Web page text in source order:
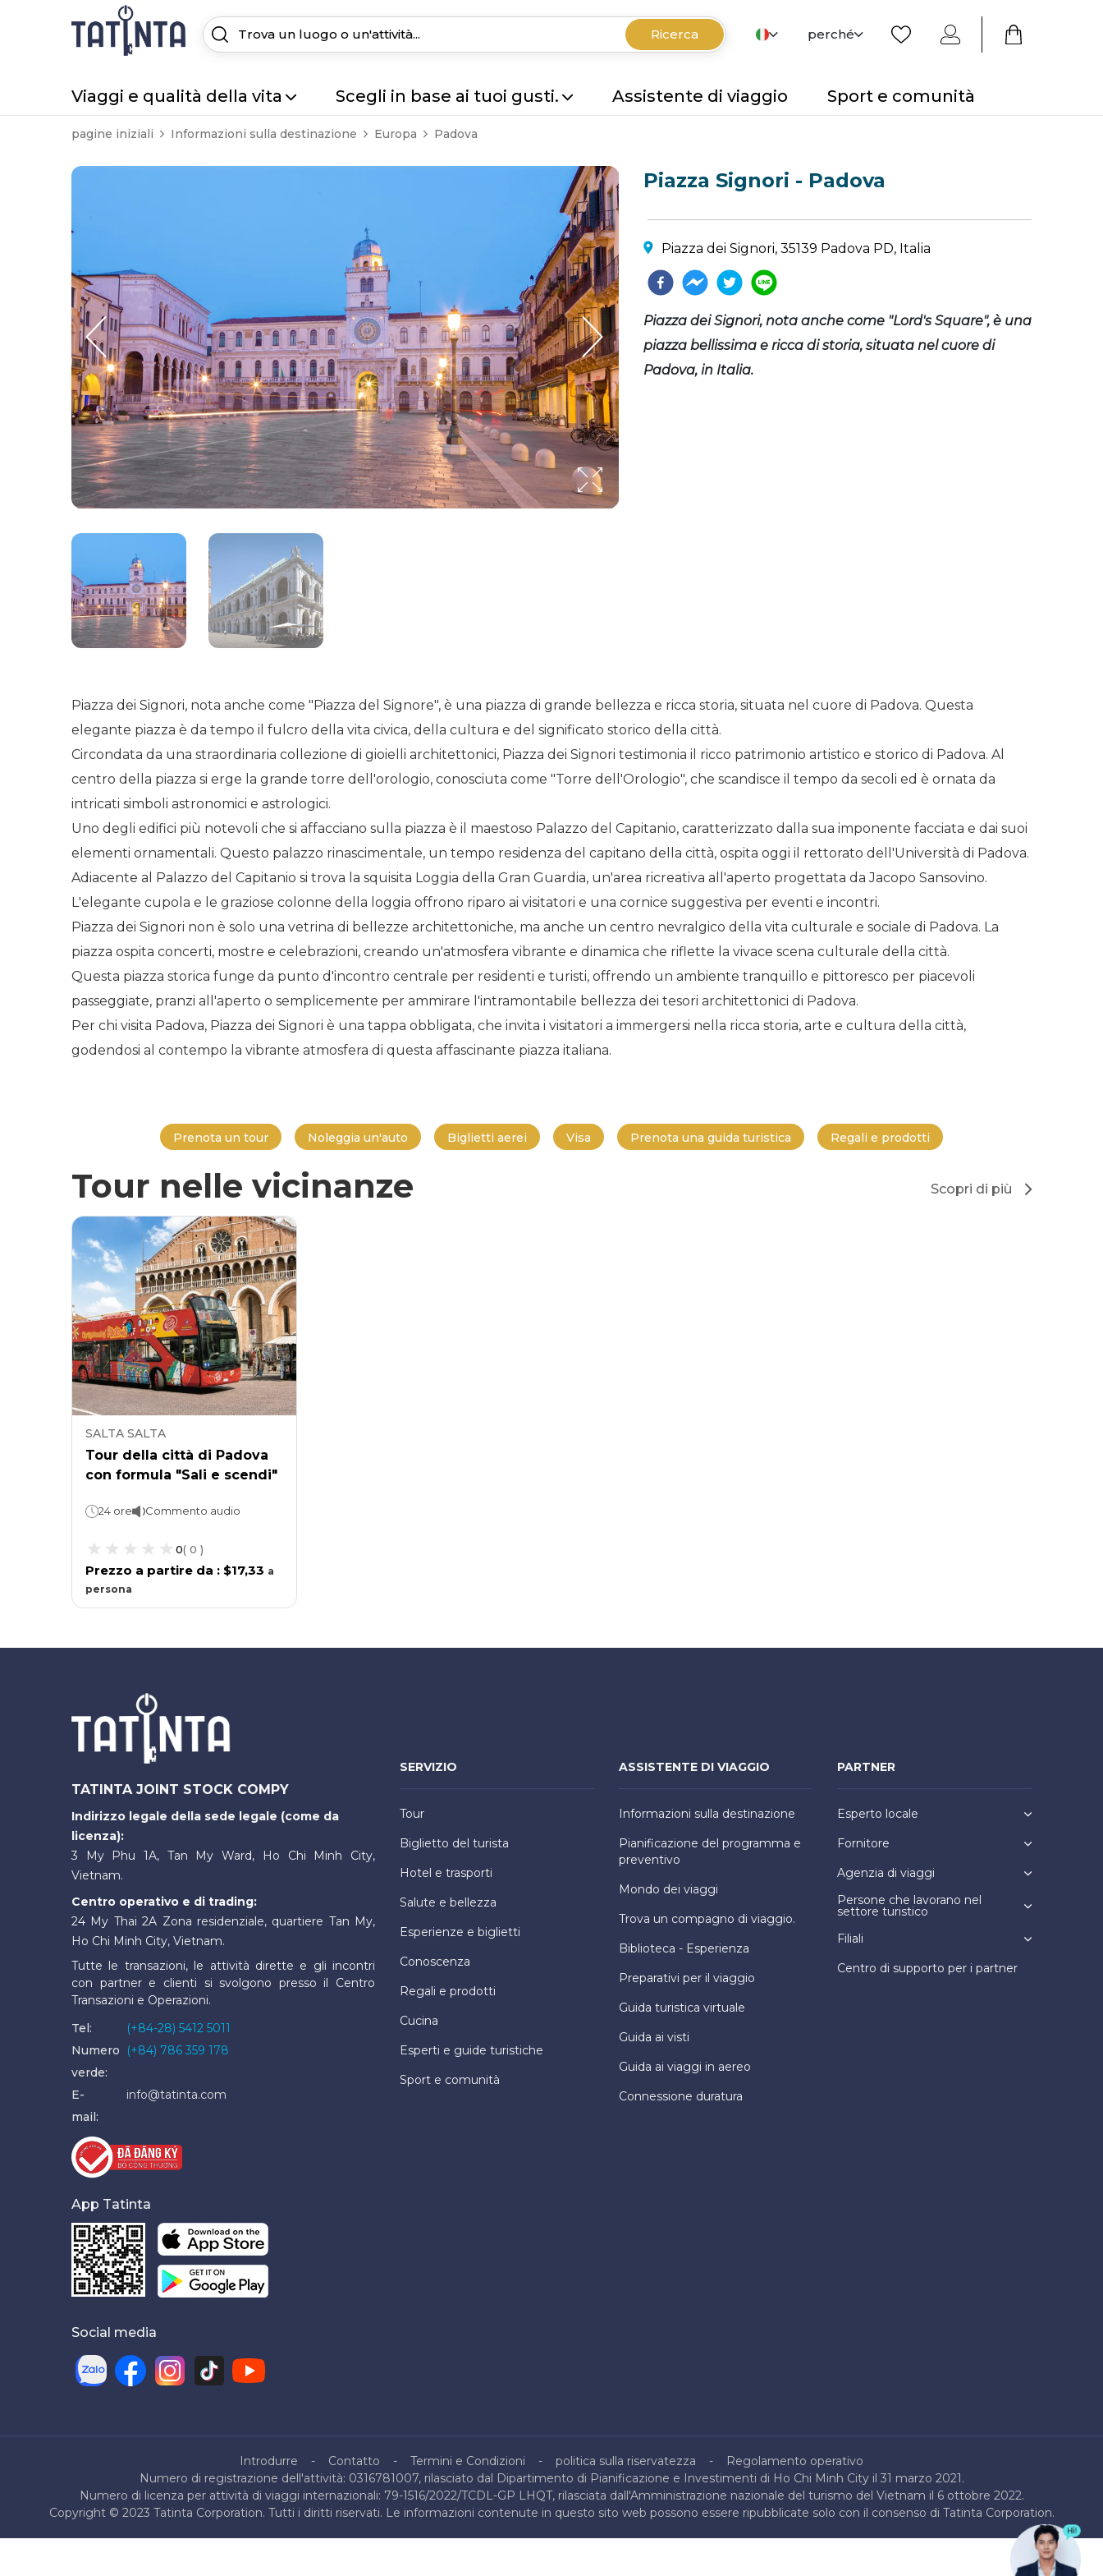
Ricerca perché
Viaggi e qualità della vita Scegli in base ai tuoi gusti. Assistente di viaggio Sport e comunità
pagine iniziali Informazioni sulla destinazione Europa Padova
Piazza Signori - Padova
Piazza dei Signori, 35139 Padova PD, Italia
Piazza dei Signori, nota anche come "Lord's Square", è una
piazza bellissima e ricca di storia, situata nel cuore di
Padova, in Italia.
Piazza dei Signori, nota anche come "Piazza del Signore", è una piazza di grande bellezza e ricca storia, situata nel cuore di Padova. Questa
elegante piazza è da tempo il fulcro della vita civica, della cultura e del significato storico della città.
Circondata da una straordinaria collezione di gioielli architettonici, Piazza dei Signori testimonia il ricco patrimonio artistico e storico di Padova. Al
centro della piazza si erge la grande torre dell'orologio, conosciuta come "Torre dell'Orologio", che scandisce il tempo da secoli ed è ornata da
intricati simboli astronomici e astrologici.
Uno degli edifici più notevoli che si affacciano sulla piazza è il maestoso Palazzo del Capitanio, caratterizzato dalla sua imponente facciata e dai suoi
elementi ornamentali. Questo palazzo rinascimentale, un tempo residenza del capitano della città, ospita oggi il rettorato dell'Università di Padova.
Adiacente al Palazzo del Capitanio si trova la squisita Loggia della Gran Guardia, un'area ricreativa all'aperto progettata da Jacopo Sansovino.
L'elegante cupola e le graziose colonne della loggia offrono riparo ai visitatori e una cornice suggestiva per eventi e incontri.
Piazza dei Signori non è solo una vetrina di bellezze architettoniche, ma anche un centro nevralgico della vita culturale e sociale di Padova. La
piazza ospita concerti, mostre e celebrazioni, creando un'atmosfera vibrante e dinamica che riflette la vivace scena culturale della città.
Questa piazza storica funge da punto d'incontro centrale per residenti e turisti, offrendo un ambiente tranquillo e pittoresco per piacevoli
passeggiate, pranzi all'aperto o semplicemente per ammirare l'intramontabile bellezza dei tesori architettonici di Padova.
Per chi visita Padova, Piazza dei Signori è una tappa obbligata, che invita i visitatori a immergersi nella ricca storia, arte e cultura della città,
godendosi al contempo la vibrante atmosfera di questa affascinante piazza italiana.
Prenota un tour Noleggia un'auto Biglietti aerei Visa Prenota una guida turistica Regali e prodotti
Tour nelle vicinanze Scopri di più
SALTA SALTA
Tour della città di Padova
con formula "Sali e scendi"
24 ore Commento audio
0( 0 )
Prezzo a partire da : $17,33 a
persona
TATINTA JOINT STOCK COMPY
Indirizzo legale della sede legale (come da
licenza):
3 My Phu 1A, Tan My Ward, Ho Chi Minh City,
Vietnam.
Centro operativo e di trading:
24 My Thai 2A Zona residenziale, quartiere Tan My,
Ho Chi Minh City, Vietnam.
Tutte le transazioni, le attività dirette e gli incontri
con partner e clienti si svolgono presso il Centro
Transazioni e Operazioni.
Tel:
(+84-28) 5412 5011
Numero
verde:
(+84) 786 359 178
E-
mail:
info@tatinta.com
App Tatinta
Social media
SERVIZIO
Tour
Biglietto del turista
Hotel e trasporti
Salute e bellezza
Esperienze e biglietti
Conoscenza
Regali e prodotti
Cucina
Esperti e guide turistiche
Sport e comunità
ASSISTENTE DI VIAGGIO
Informazioni sulla destinazione
Pianificazione del programma e
preventivo
Mondo dei viaggi
Trova un compagno di viaggio.
Biblioteca - Esperienza
Preparativi per il viaggio
Guida turistica virtuale
Guida ai visti
Guida ai viaggi in aereo
Connessione duratura
PARTNER
Esperto locale
Fornitore
Agenzia di viaggi
Persone che lavorano nel
settore turistico
Filiali
Centro di supporto per i partner
Introdurre Contatto Termini e Condizioni politica sulla riservatezza
Regolamento operativo
Numero di registrazione dell'attività: 0316781007, rilasciato dal Dipartimento di Pianificazione e Investimenti di Ho Chi Minh City il 31 marzo 2021.
Numero di licenza per attività di viaggi internazionali: 79-1516/2022/TCDL-GP LHQT, rilasciata dall'Amministrazione nazionale del turismo del Vietnam il 6 ottobre 2022.
Copyright © 2023 Tatinta Corporation. Tutti i diritti riservati. Le informazioni contenute in questo sito web possono essere ripubblicate solo con il consenso di Tatinta Corporation.